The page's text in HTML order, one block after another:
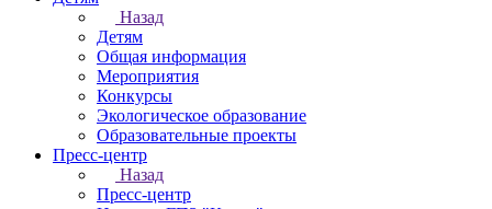
Назад
Детям
Общая информация
Мероприятия
Конкурсы
Экологическое образование
Образовательные проекты
Пресс-центр
Назад
Пресс-центр